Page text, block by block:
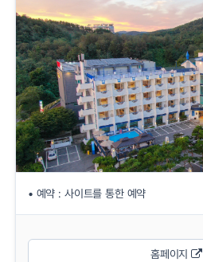
• 예약 : 사이트를 통한 예약
홈페이지